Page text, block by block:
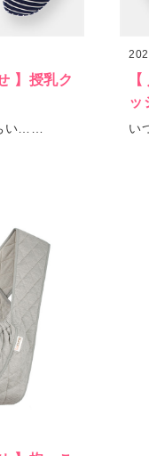
】授乳ク
い……
ッ
い